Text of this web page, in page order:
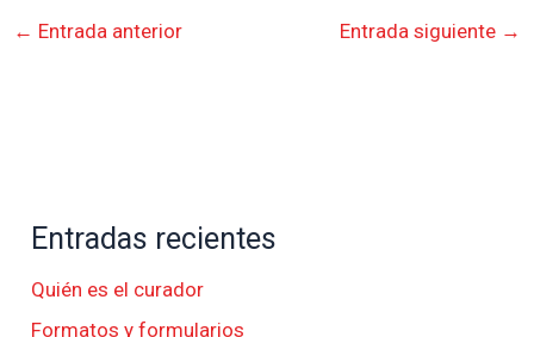
← Entrada anterior Entrada siguiente →
Entradas recientes
Quién es el curador
Formatos y formularios